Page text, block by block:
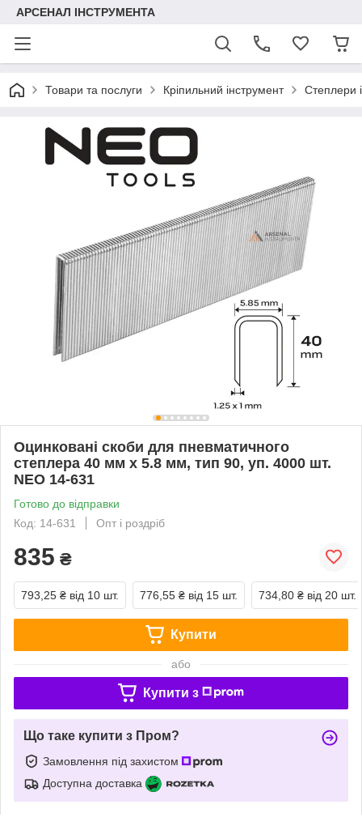
АРСЕНАЛ ІНСТРУМЕНТА
Товари та послуги Кріпильний інструмент Степлери
Оцинковані скоби для пневматичного
степлера 40 мм x 5.8 мм, тип 90, уп. 4000 шт.
NEO 14-631
Готово до відправки
Код: 14-631
Опт і роздріб
835 ₴
793,25 ₴ від 10 шт. 776,55 ₴ від 15 шт. 734,80 ₴ від 20 шт.
Купити
або
Купити з
Що таке купити з Пром?
Замовлення під захистом
Доступна доставка